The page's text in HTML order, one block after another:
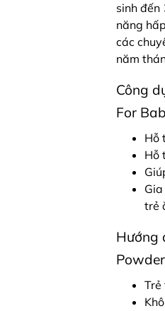
sinh
năng
các
năm
Công
For
Hỗ
Hỗ
trẻ
Hướng
Trẻ